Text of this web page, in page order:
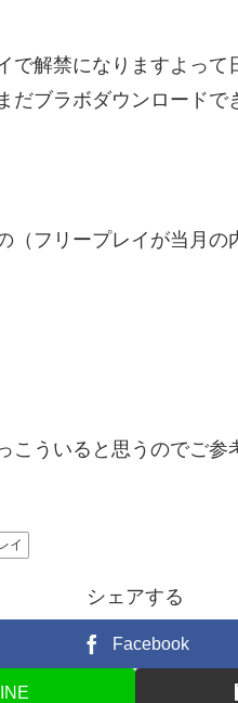
で解禁になりますよっ
ブラボダウンロードで
（フリープレイが当月
ういると思うのでご参
イ
シェアする
Facebook